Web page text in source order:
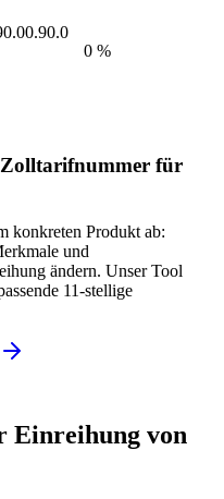
0 %
Zolltarifnummer für
konkreten Produkt ab:
und
ändern. Unser Tool
11-stellige
Einreihung von